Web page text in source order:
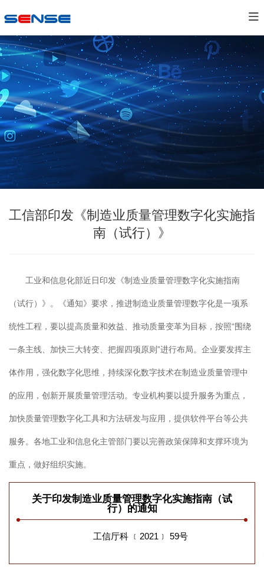
工信部印发《制造业质量管理数字化实施指
南（试行）》
工业和信息化部近日印发《制造业质量管理数字化实施指南
（试行）》。《通知》要求，推进制造业质量管理数字化是一项系
统性工程，要以提高质量和效益、推动质量变革为目标，按照“围绕
一条主线、加快三大转变、把握四项原则”进行布局。企业要发挥主
体作用，强化数字化思维，持续深化数字技术在制造业质量管理中
的应用，创新开展质量管理活动。专业机构要以提升服务为重点，
加快质量管理数字化工具和方法研发与应用，提供软件平台等公共
服务。各地工业和信息化主管部门要以完善政策保障和支撑环境为
重点，做好组织实施。
关于印发制造业质量管理数字化实施指南（试
行）的通知
工信厅科 ﹝2021﹞ 59号